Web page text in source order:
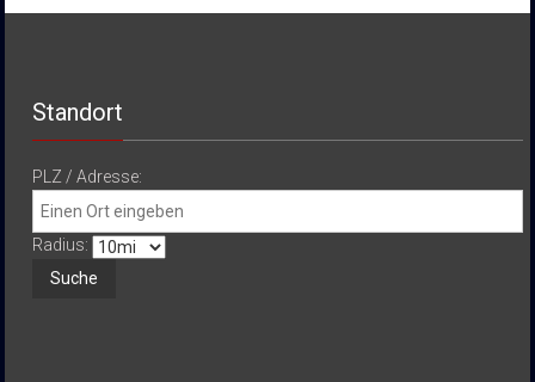
Standort
PLZ / Adresse:
Radius: